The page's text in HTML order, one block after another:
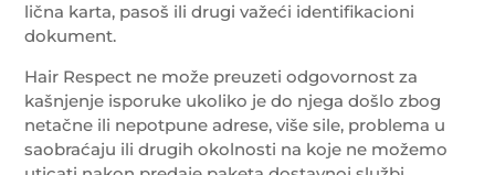
lična karta, pasoš ili drugi važeći identifikacioni
dokument.
Hair Respect ne može preuzeti odgovornost za
kašnjenje isporuke ukoliko je do njega došlo zbog
netačne ili nepotpune adrese, više sile, problema u
saobraćaju ili drugih okolnosti na koje ne možemo